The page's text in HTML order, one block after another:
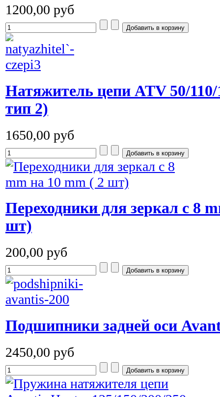
1200,00 руб
Натяжитель цепи ATV 50/110/
тип 2)
1650,00 руб
Переходники для зеркал с 8
шт)
200,00 руб
Подшипники задней оси
2450,00 руб